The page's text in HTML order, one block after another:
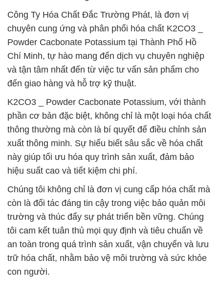
Công Ty Hóa Chất Đắc Trường Phát, là đơn vị
chuyên cung ứng và phân phối hóa chất K2CO3 _
Powder Cacbonate Potassium tại Thành Phố Hồ
Chí Minh, tự hào mang đến dịch vụ chuyên nghiệp
và tận tâm nhất đến từ việc tư vấn sản phẩm cho
đến giao hàng và hỗ trợ kỹ thuật.
K2CO3 _ Powder Cacbonate Potassium, với thành
phần cơ bản đặc biệt, không chỉ là một loại hóa chất
thông thường mà còn là bí quyết để điều chỉnh sản
xuất thông minh. Sự hiểu biết sâu sắc về hóa chất
này giúp tối ưu hóa quy trình sản xuất, đảm bảo
hiệu suất cao và tiết kiệm chi phí.
Chúng tôi không chỉ là đơn vị cung cấp hóa chất mà
còn là đối tác đáng tin cậy trong việc bảo quản môi
trường và thúc đẩy sự phát triển bền vững. Chúng
tôi cam kết tuân thủ mọi quy định và tiêu chuẩn về
an toàn trong quá trình sản xuất, vận chuyển và lưu
trữ hóa chất, nhằm bảo vệ môi trường và sức khỏe
con người.